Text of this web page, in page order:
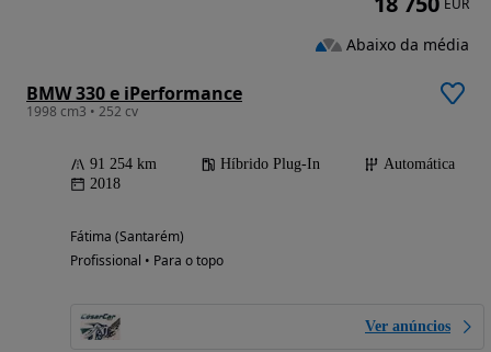
BMW 330 e iPerformance
1998 cm3 • 252 cv
91 254 km Híbrido Plug-In
Automática
2018
Fátima (Santarém)
Profissional • Para o topo
Ver anúncios
EUR
Abaixo da média